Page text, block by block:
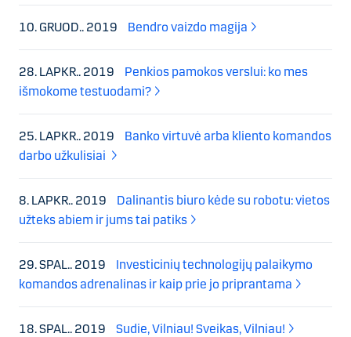
10. GRUOD.. 2019 Bendro vaizdo magija
28. LAPKR.. 2019
Penkios pamokos verslui: ko mes
išmokome testuodami?
25. LAPKR.. 2019
Banko virtuvė arba kliento komandos
darbo užkulisiai
8. LAPKR.. 2019
Dalinantis biuro kėde su robotu: vietos
užteks abiem ir jums tai patiks
29. SPAL.. 2019
Investicinių technologijų palaikymo
komandos adrenalinas ir kaip prie jo priprantama
18. SPAL.. 2019 Sudie, Vilniau! Sveikas, Vilniau!